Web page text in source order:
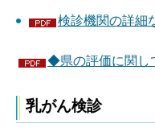
検診機関の詳細
◆県の評価に関し
乳がん検診